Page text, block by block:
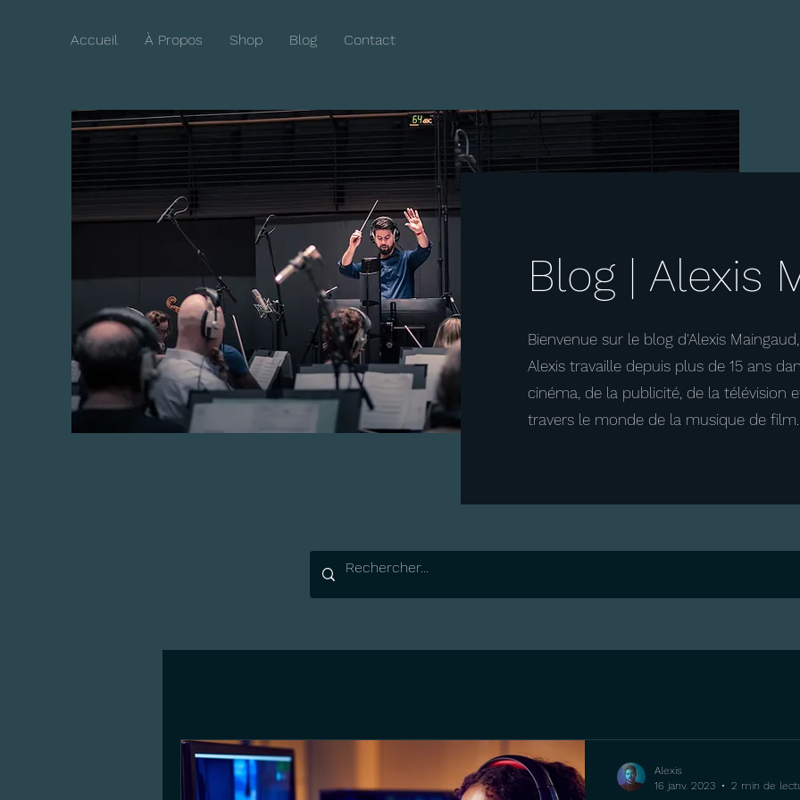
Accueil À Propos Shop Blog Contact
Blog | Alexis
Bienvenue sur le blog d'Alexis
Alexis travaille depuis plus de 15 ans
cinéma, de la publicité, de la télévision
travers le monde de la musique de film.
Alexis
16 janv. 2023
2 min de